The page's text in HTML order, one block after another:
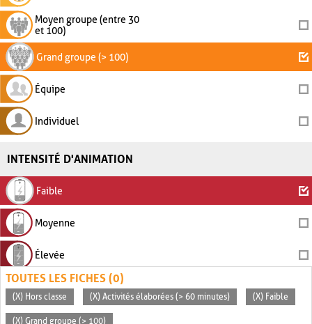
Moyen groupe (entre 30
et 100)
Grand groupe (> 100)
Équipe
Individuel
INTENSITÉ D'ANIMATION
Faible
Moyenne
Élevée
TOUTES LES FICHES (0)
(X) Hors classe (X) Activités élaborées (> 60 minutes) (X) Faible
(X) Grand groupe (> 100)